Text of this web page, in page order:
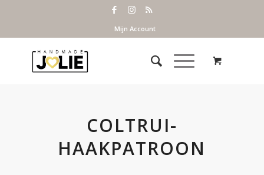
Mijn Account
COLTRUI-
HAAKPATROON